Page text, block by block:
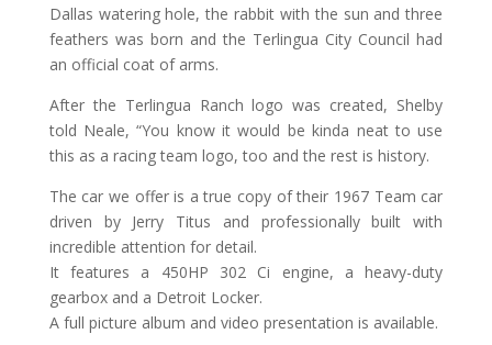
Dallas watering hole, the rabbit with the sun and three
feathers was born and the Terlingua City Council had
an official coat of arms.
After the Terlingua Ranch logo was created, Shelby
told Neale, “You know it would be kinda neat to use
this as a racing team logo, too and the rest is history.
The car we offer is a true copy of their 1967 Team car
driven by Jerry Titus and professionally built with
incredible attention for detail.
It features a 450HP 302 Ci engine, a heavy-duty
gearbox and a Detroit Locker.
A full picture album and video presentation is available.